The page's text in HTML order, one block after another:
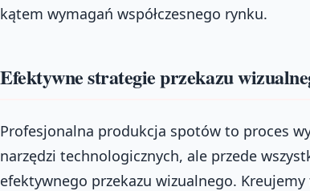
kątem wymagań współczesnego rynku.
Efektywne strategie przekazu
Profesjonalna produkcja spotów to proces
narzędzi technologicznych, ale przede
efektywnego przekazu wizualnego.